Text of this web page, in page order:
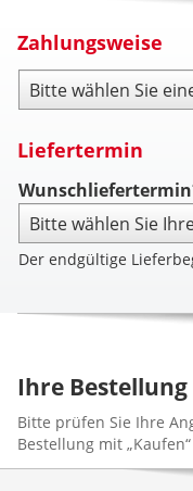
Zahlungsweise
Zahlungsweise
Liefertermin
Der endgültige
Ihre
Bitte prüfen Sie Ihre
Bestellung mit